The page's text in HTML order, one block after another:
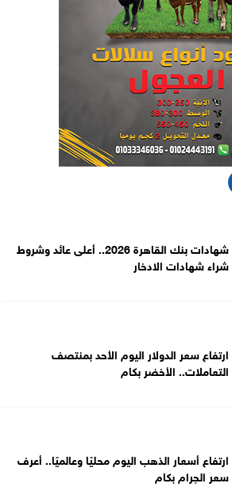
شهادات بنك القاهرة 2026.. أعلى عائد وشروط
شراء شهادات الادخار
ارتفاع سعر الدولار اليوم الأحد بمنتصف
التعاملات.. الأخضر بكام
ارتفاع أسعار الذهب اليوم محليًا وعالميًا.. أعرف
سعر الجرام بكام